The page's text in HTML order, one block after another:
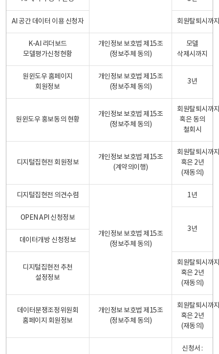
AI 공간 데이터 이용 신청자 회원탈퇴시까
K-AI 리더보드
모델평가신청현황
개인정보 보호법 제15조
(정보주체 동의)
모델
삭제시까지
원윈도우 홈페이지
회원정보
개인정보 보호법 제15조
(정보주체 동의)
3년
원윈도우 홍보동의 현황
개인정보 보호법 제15조
(정보주체 동의)
회원탈퇴시까
혹은 동의
철회시
디지털집현전 회원정보
개인정보 보호법 제15조
(계약의이행)
회원탈퇴시까
혹은 2년
(재동의)
디지털집현전 의견수렴
개인정보 보호법 제15조
(정보주체 동의)
1년
OPEN API 신청정보
3년
데이터개방 신청정보
디지털집현전 추천
설정정보
회원탈퇴시까
혹은 2년
(재동의)
데이터분쟁조정위원회
홈페이지 회원정보
개인정보 보호법 제15조
(정보주체 동의)
회원탈퇴시까
혹은 2년
(재동의)
신청서 :